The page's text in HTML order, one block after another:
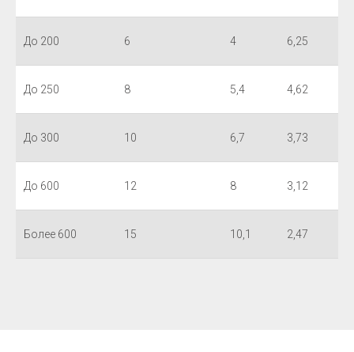
До 200 6 4 6,25
До 250 8 5,4 4,62
До 300 10 6,7 3,73
До 600 12 8 3,12
Более 600 15 10,1 2,47